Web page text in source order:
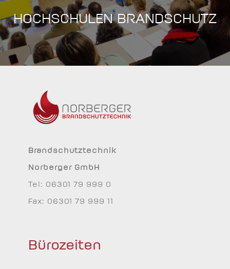
HOCHSCHULEN BRANDSCHUTZ
Brandschutztechnik
Norberger GmbH
Tel: 06301 79 999 0
Fax: 06301 79 999 11
Bürozeiten